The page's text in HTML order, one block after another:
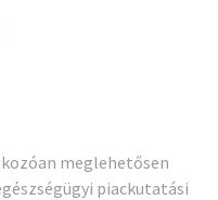
meglehetősen
piackutatási